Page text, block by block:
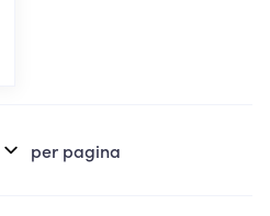
per pagina